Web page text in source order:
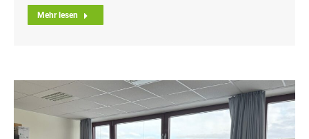
Mehr lesen